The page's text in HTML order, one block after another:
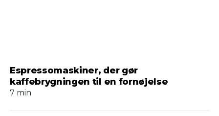
Espressomaskiner, der gør
kaffebrygningen til en fornøjelse
7 min